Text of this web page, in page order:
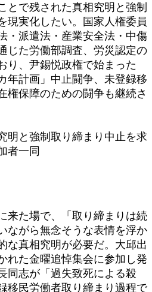
とで残された真相究明と強制
現実化したい。国家人権委員
・派遣法・産業安全法・中傷
じた労働部調査、労災認定の
り、尹錫悦政権で始まった
年計画」中止闘争、未登録移
権保障のための闘争も継続さ
明と強制取り締まり中止を求
者一同
来た場で、「取り締まりは続
ながら無念そうな表情を浮か
な真相究明が必要だ。大邱出
れた金曜追悼集会に参加し発
同志が「過失致死による殺
移民労働者取り締まり過程で